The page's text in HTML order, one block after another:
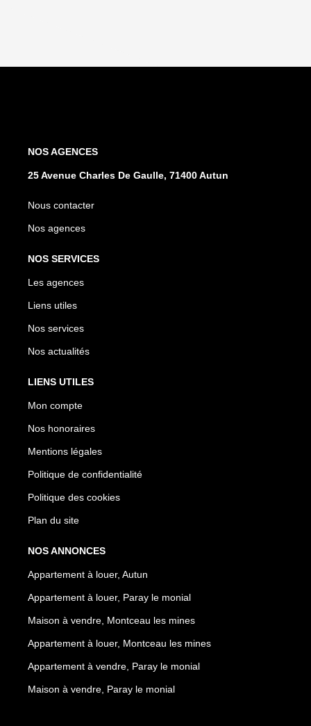
NOS AGENCES
25 Avenue Charles De Gaulle, 71400 Autun
Nous contacter
Nos agences
NOS SERVICES
Les agences
Liens utiles
Nos services
Nos actualités
LIENS UTILES
Mon compte
Nos honoraires
Mentions légales
Politique de confidentialité
Politique des cookies
Plan du site
NOS ANNONCES
Appartement à louer, Autun
Appartement à louer, Paray le monial
Maison à vendre, Montceau les mines
Appartement à louer, Montceau les mines
Appartement à vendre, Paray le monial
Maison à vendre, Paray le monial